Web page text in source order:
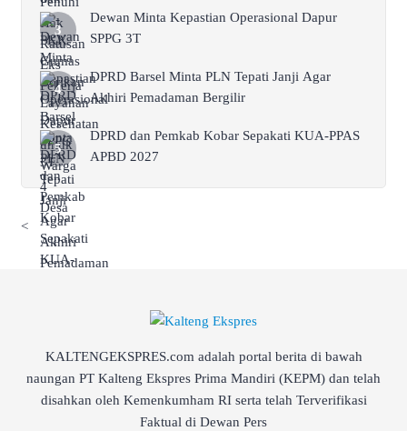
Dewan Minta Kepastian Operasional Dapur
SPPG 3T
DPRD Barsel Minta PLN Tepati Janji Agar
Akhiri Pemadaman Bergilir
DPRD dan Pemkab Kobar Sepakati KUA-PPAS
APBD 2027
<
KALTENGEKSPRES.com adalah portal berita di bawah
naungan PT Kalteng Ekspres Prima Mandiri (KEPM) dan telah
disahkan oleh Kemenkumham RI serta telah Terverifikasi
Faktual di Dewan Pers